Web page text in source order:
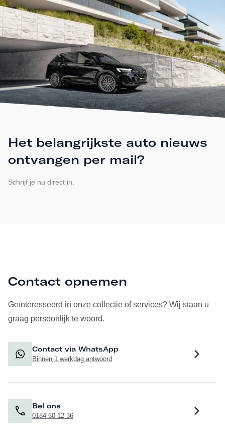
Het belangrijkste auto nieuws
ontvangen per mail?
Schrijf je nu direct in.
Contact opnemen
Geïnteresseerd in onze collectie of services? Wij staan u
graag persoonlijk te woord.
Contact via WhatsApp
Binnen 1 werkdag antwoord
Bel ons
0184 60 12 36